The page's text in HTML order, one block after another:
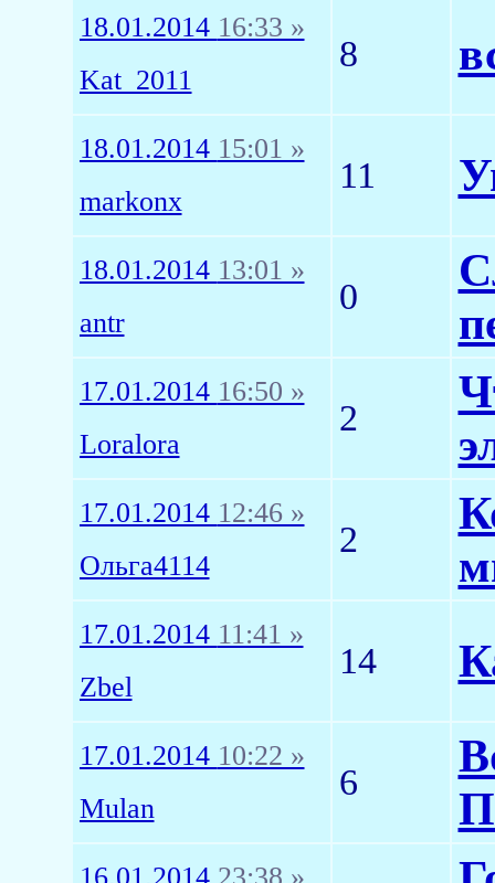
18.01.2014 16:33 »
Kat_2011
8
18.01.2014 15:01 »
markonx
11
18.01.2014 13:01 »
antr
0
17.01.2014 16:50 »
Loralora
2
17.01.2014 12:46 »
Ольга4114
2
17.01.2014 11:41 »
Zbel
14
17.01.2014 10:22 »
Mulan
6